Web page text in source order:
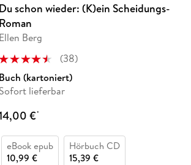
Du schon wieder: (K)ein Scheidungs-
Roman
Ellen Berg
(38)
Buch (kartoniert)
Sofort lieferbar
€*
eBook epub
10,99 €
Hörbuch CD
15,39 €